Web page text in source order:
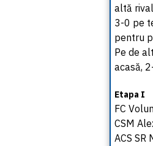
altă
3-0 pe
pentru
Pe de
acasă,
Etapa I
FC
CSM
ACS SR